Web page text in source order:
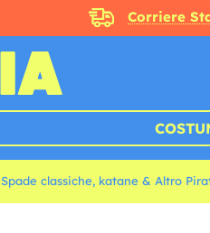
Corriere
Spade classiche, katane & Altro